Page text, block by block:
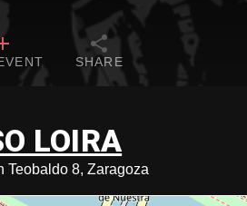
SHARE
LOIRA
Teobaldo 8, Zaragoza